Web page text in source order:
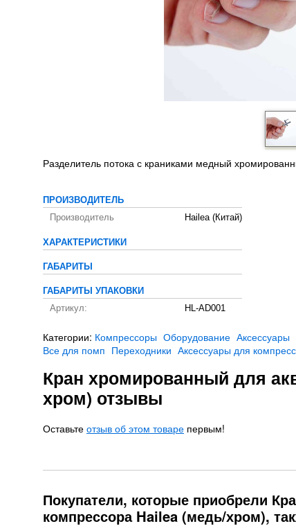
Разделитель потока с краниками медный
ПРОИЗВОДИТЕЛЬ
Производитель
Hailea (Китай)
ХАРАКТЕРИСТИКИ
ГАБАРИТЫ
ГАБАРИТЫ УПАКОВКИ
Артикул:
HL-AD001
Категории: Компрессоры Оборудование Аксессуары
Все для помп Переходники Аксессуары для
Кран хромированный для
хром) отзывы
Оставьте отзыв об этом товаре первым!
Покупатели, которые приобрели
компрессора Hailea (медь/хром),